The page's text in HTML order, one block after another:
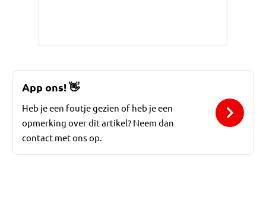
App ons!👋
Heb je een foutje gezien of heb je een
opmerking over dit artikel? Neem dan
contact met ons op.